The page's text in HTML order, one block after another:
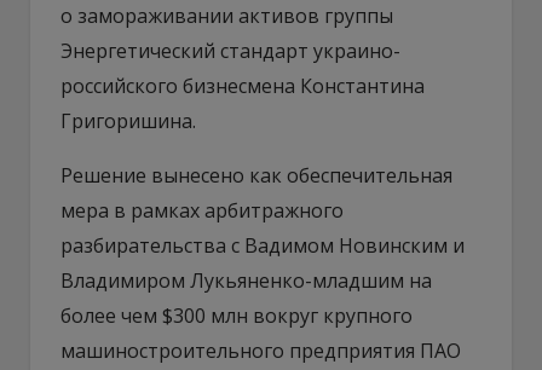
о замораживании активов группы
Энергетический стандарт украино-
российского бизнесмена Константина
Григоришина.
Решение вынесено как обеспечительная
мера в рамках арбитражного
разбирательства с Вадимом Новинским и
Владимиром Лукьяненко-младшим на
более чем $300 млн вокруг крупного
машиностроительного предприятия ПАО